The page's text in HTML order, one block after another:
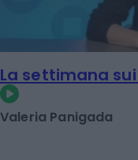
La settimana
Valeria Panigada